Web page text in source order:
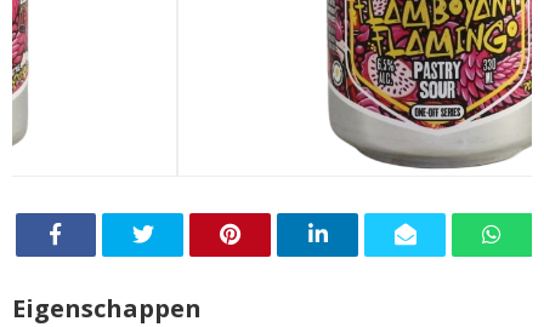
Eigenschappen